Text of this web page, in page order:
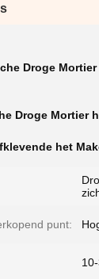
Droge
Droge Mortier
het
punt: